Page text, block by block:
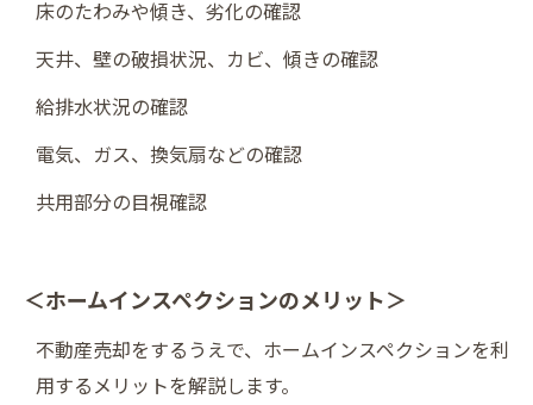
床のたわみや傾き、劣化の確認
天井、壁の破損状況、カビ、傾きの確認
給排水状況の確認
電気、ガス、換気扇などの確認
共用部分の目視確認
＜ホームインスペクションのメリット＞
不動産売却をするうえで、ホームインスペクションを利
用するメリットを解説します。